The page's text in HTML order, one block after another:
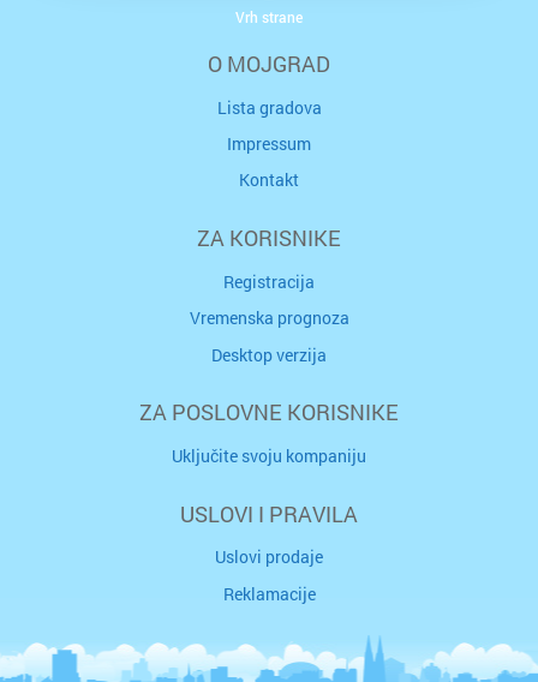
O MOJGRAD
Lista gradova
Impressum
Kontakt
ZA KORISNIKE
Registracija
Vremenska prognoza
Desktop verzija
ZA POSLOVNE KORISNIKE
Uključite svoju kompaniju
USLOVI I PRAVILA
Uslovi prodaje
Reklamacije
Vrh strane